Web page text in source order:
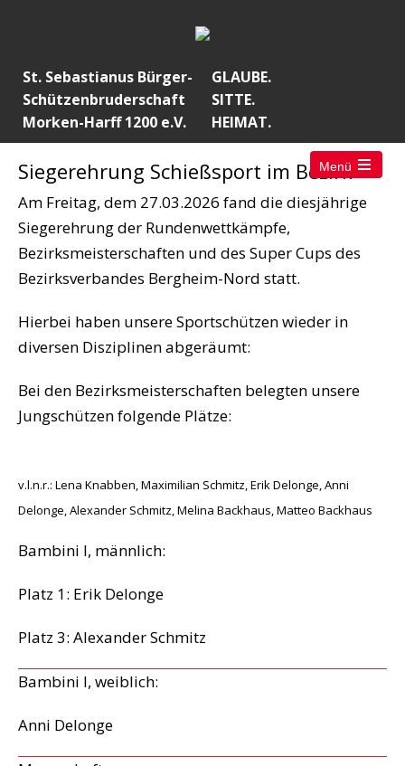
St. Sebastianus Bürger-
Schützenbruderschaft
Morken-Harff 1200 e.V.
GLAUBE.
SITTE.
HEIMAT.
Menü
Open
the
main
Siegerehrung Schießsport im Bezirk
Am Freitag, dem 27.03.2026 fand die diesjährige
Siegerehrung der Rundenwettkämpfe,
Bezirksmeisterschaften und des Super Cups des
Bezirksverbandes Bergheim-Nord statt.
Hierbei haben unsere Sportschützen wieder in
diversen Disziplinen abgeräumt:
Bei den Bezirksmeisterschaften belegten unsere
Jungschützen folgende Plätze:
v.l.n.r.: Lena Knabben, Maximilian Schmitz, Erik Delonge, Anni
Delonge, Alexander Schmitz, Melina Backhaus, Matteo Backhaus
Bambini I, männlich:
Platz 1: Erik Delonge
Platz 3: Alexander Schmitz
Bambini I, weiblich:
Anni Delonge